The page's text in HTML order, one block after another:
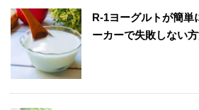
R-1ヨーグルトが簡単
ーカーで失敗しない